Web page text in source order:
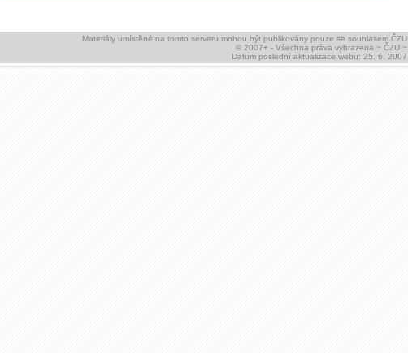
Materiály umístěné na tomto serveru mohou být publikovány pouze se souhlasem ČZU
© 2007+ - Všechna práva vyhrazena ~ ČZU ~
Datum poslední aktualizace webu: 25. 6. 2007